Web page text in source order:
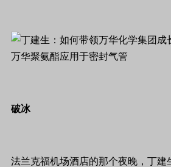
万华聚氨酯应用于密封气管
破冰
法兰克福机场酒店的那个夜晚，丁建